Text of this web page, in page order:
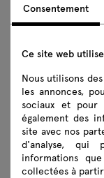
canapé
À partir de 3268 € HT
Consentement
Ce site web
Nous utilisons
les annonces,
sociaux et pour
également des
site avec nos
d'analyse, qui
informations
collectées à